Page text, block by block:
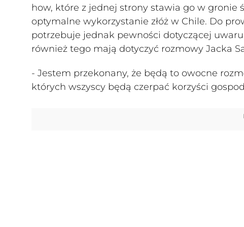
how, które z jednej strony stawia go w gronie
optymalne wykorzystanie złóż w Chile. Do
potrzebuje jednak pewności dotyczącej
również tego mają dotyczyć rozmowy Jacka
- Jestem przekonany, że będą to owocne
których wszyscy będą czerpać korzyści